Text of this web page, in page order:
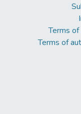
Terms
Terms of